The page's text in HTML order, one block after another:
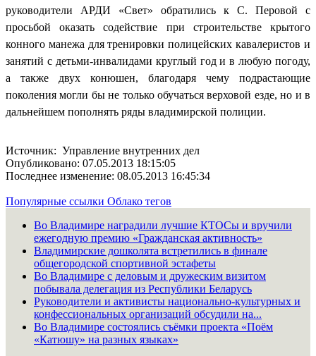
руководители АРДИ «Свет» обратились к С. Перовой с
просьбой оказать содействие при строительстве крытого
конного манежа для тренировки полицейских кавалеристов и
занятий с детьми-инвалидами круглый год и в любую погоду,
а также двух конюшен, благодаря чему подрастающие
поколения могли бы не только обучаться верховой езде, но и в
дальнейшем пополнять ряды владимирской полиции.
Источник: Управление внутренних дел
Опубликовано: 07.05.2013 18:15:05
Последнее изменение: 08.05.2013 16:45:34
Популярные ссылки Облако тегов
Во Владимире наградили лучшие КТОСы и вручили
ежегодную премию «Гражданская активность»
Владимирские дошколята встретились в финале
общегородской спортивной эстафеты
Во Владимире с деловым и дружеским визитом
побывала делегация из Республики Беларусь
Руководители и активисты национально-культурных и
конфессиональных организаций обсудили на...
Во Владимире состоялись съёмки проекта «Поём
«Катюшу» на разных языках»